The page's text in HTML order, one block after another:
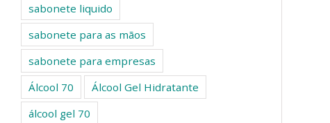
sabonete liquido
sabonete para as mãos
sabonete para empresas
Álcool 70
Álcool Gel Hidratante
álcool gel 70